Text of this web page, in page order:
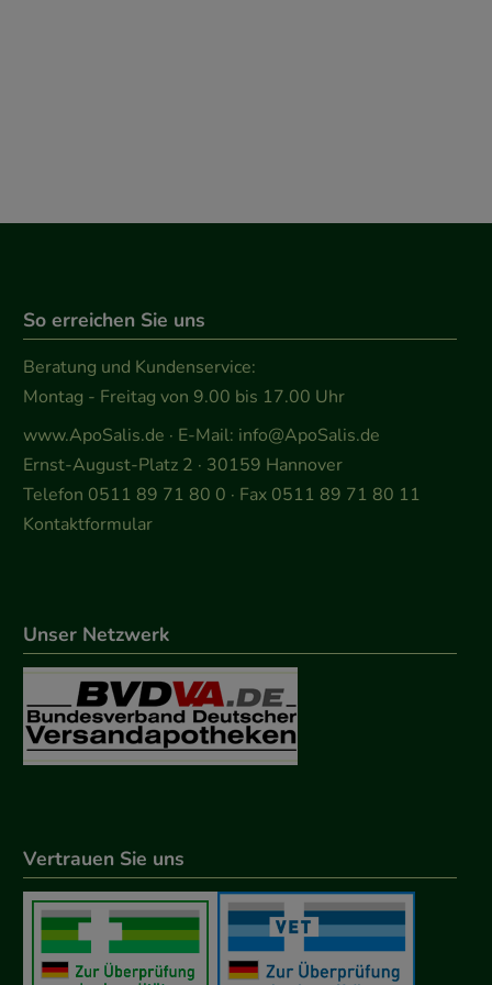
So erreichen Sie uns
Beratung und Kundenservice:
Montag - Freitag von 9.00 bis 17.00 Uhr
www.ApoSalis.de · E-Mail: info@ApoSalis.de
Ernst-August-Platz 2 · 30159 Hannover
Telefon 0511 89 71 80 0 · Fax 0511 89 71 80 11
Kontaktformular
Unser Netzwerk
Vertrauen Sie uns